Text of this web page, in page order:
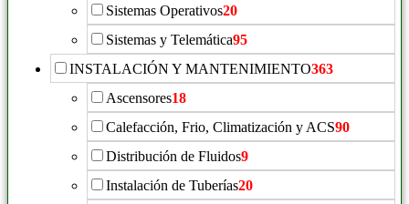
Sistemas Operativos20
Sistemas y Telemática95
INSTALACIÓN Y MANTENIMIENTO363
Ascensores18
Calefacción, Frio, Climatización y ACS90
Distribución de Fluidos9
Instalación de Tuberías20